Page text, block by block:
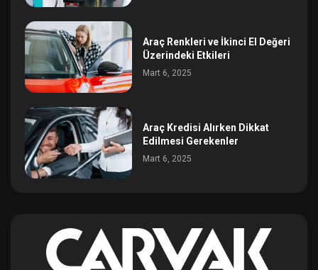
Araç Renkleri ve İkinci El Değeri
Üzerindeki Etkileri
Mart 6, 2025
Araç Kredisi Alırken Dikkat
Edilmesi Gerekenler
Mart 6, 2025